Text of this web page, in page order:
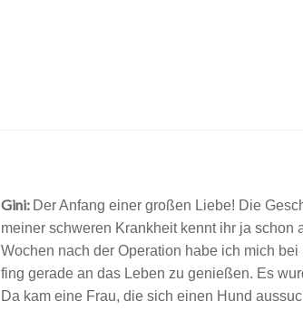
Gini: Der Anfang einer großen Liebe! Die
meiner schweren Krankheit kennt ihr ja schon
Wochen nach der Operation habe ich mich
fing gerade an das Leben zu genießen. Es
Da kam eine Frau, die sich einen Hund